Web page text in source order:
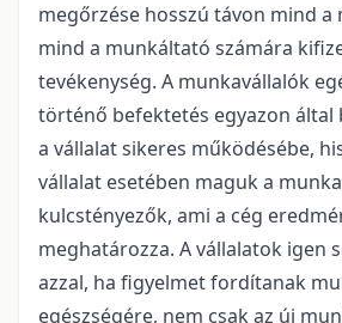
megőrzése hosszú távon mind a
mind a munkáltató számára
tevékenység. A munkavállalók
történő befektetés egyazon
a vállalat sikeres működésébe,
vállalat esetében maguk a
kulcstényezők, ami a cég
meghatározza. A vállalatok igen
azzal, ha figyelmet fordítanak
egészségére, nem csak az új